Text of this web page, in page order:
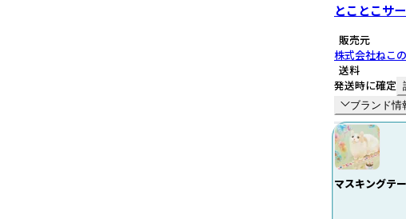
とことこサ
販売元
株式会社ねこ
送料
発送時に確定
ブランド情
マスキングテ